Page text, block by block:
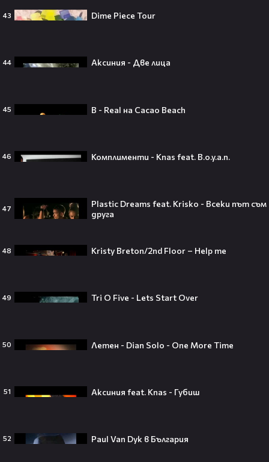
43 Dime Piece Tour
44 Аксиния - Две лица
45 B - Real на Cacao Beach
46 Комплименти - Knas feat. B.o.y.a.n.
47
Plastic Dreams feat. Krisko - Всеки път съм
друга
48 Kristy Breton/2nd Floor – Help me
49 Tri O Five - Lets Start Over
50 Летен - Dian Solo - One More Time
51 Аксиния feat. Knas - Губиш
52 Paul Van Dyk в България
на новия символ във футбола🤩⚽
странното решение във филма
всъщност има логика
Theo в The Voice Cast: "Правен съм
Любов или скандал? Карди Би и